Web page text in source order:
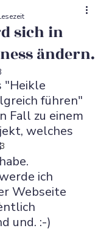
sich in
ändern.
"Heikle
führen"
Fall zu einem
welches
ich
Webseite
und. :-)